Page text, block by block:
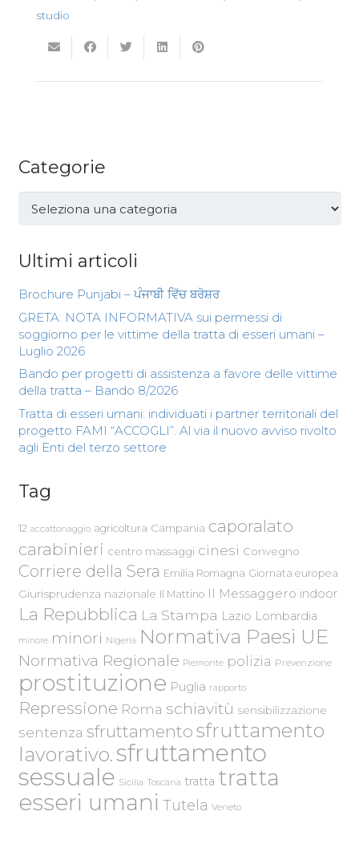
studio
Categorie
Categorie
Ultimi articoli
Brochure Punjabi – ਪੰਜਾਬੀ ਵਿੱਚ ਬਰੋਸ਼ਰ
GRETA: NOTA INFORMATIVA sui permessi di
soggiorno per le vittime della tratta di esseri umani –
Luglio 2026
Bando per progetti di assistenza a favore delle vittime
della tratta – Bando 8/2026
Tratta di esseri umani: individuati i partner territoriali del
progetto FAMI “ACCOGLI”. Al via il nuovo avviso rivolto
agli Enti del terzo settore
Tag
12 accattonaggio agricoltura Campania caporalato
carabinieri centro massaggi cinesi Convegno
Corriere della Sera Emilia Romagna Giornata europea
Giurisprudenza nazionale Il Mattino Il Messaggero indoor
La Repubblica La Stampa Lazio Lombardia
minore minori Nigeria Normativa Paesi UE
Normativa Regionale Piemonte polizia Prevenzione
prostituzione Puglia rapporto
Repressione Roma schiavitù sensibilizzazione
sentenza sfruttamento sfruttamento
lavorativo.sfruttamento
sessuale Sicilia Toscana tratta tratta
esseri umani Tutela Veneto